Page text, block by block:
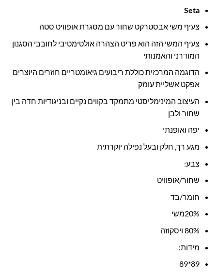
Seta
צעיף משי אבסטרקט שחור עם מסגרת אופוויט סטה
צעיף המשי הזה הוא פריט הצהרה אולטימטיבי לחובבי הסגנון
המודרני והאמנותי
הדוגמה המרכזית כוללת ריבועים גיאומטריים חוזרים היוצרים
אפקט אשליית עומק
העיצוב המינימליסטי מתמקד בקווים נקיים ובניגודיות חדה בין
שחור ולבן
יפה ואופנתי
מגע רך, חלק ובעל נפילה יוקרתית
צבע:
שחור/אופוויט
חומר/בד
20%משי
80% ויסקוזה
מידות:
89*89